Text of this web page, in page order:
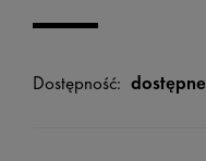
Dostępność: dostępne